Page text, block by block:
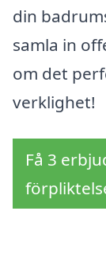
din
samla in
om det
verklighet!
Få 3